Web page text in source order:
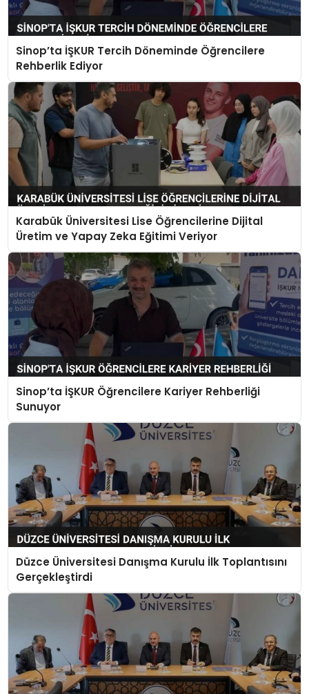
Sinop’ta İŞKUR Tercih Döneminde Öğrencilere
Rehberlik Ediyor
Karabük Üniversitesi Lise Öğrencilerine Dijital
Üretim ve Yapay Zeka Eğitimi Veriyor
Sinop’ta İŞKUR Öğrencilere Kariyer Rehberliği
Sunuyor
Düzce Üniversitesi Danışma Kurulu İlk Toplantısını
Gerçekleştirdi